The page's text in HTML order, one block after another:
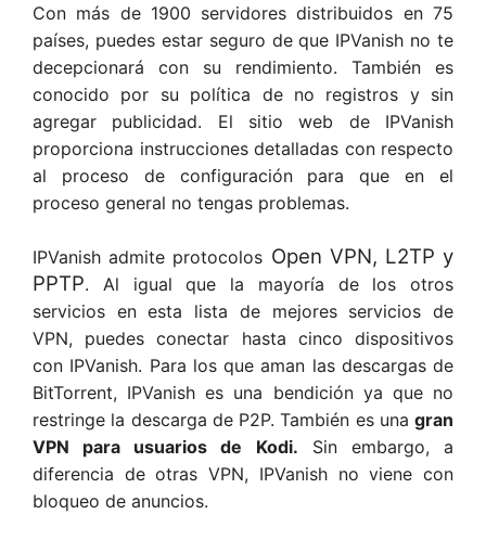
Con más de 1900 servidores distribuidos en 75
países, puedes estar seguro de que IPVanish no te
decepcionará con su rendimiento. También es
conocido por su política de no registros y sin
agregar publicidad. El sitio web de IPVanish
proporciona instrucciones detalladas con respecto
al proceso de configuración para que en el
proceso general no tengas problemas.
IPVanish admite protocolos Open VPN, L2TP y
PPTP. Al igual que la mayoría de los otros
servicios en esta lista de mejores servicios de
VPN, puedes conectar hasta cinco dispositivos
con IPVanish. Para los que aman las descargas de
BitTorrent, IPVanish es una bendición ya que no
restringe la descarga de P2P. También es una gran
VPN para usuarios de Kodi. Sin embargo, a
diferencia de otras VPN, IPVanish no viene con
bloqueo de anuncios.